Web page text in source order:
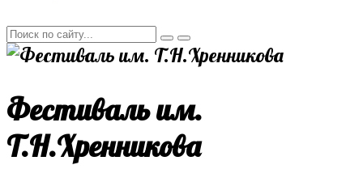
Фестиваль им.
Т.Н.Хренникова